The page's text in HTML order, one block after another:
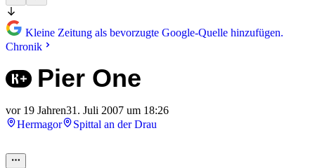
Kleine Zeitung als bevorzugte Google-Quelle hinzufügen.
Chronik
Pier One
vor 19 Jahren31. Juli 2007 um 18:26
Hermagor
Spittal an der Drau